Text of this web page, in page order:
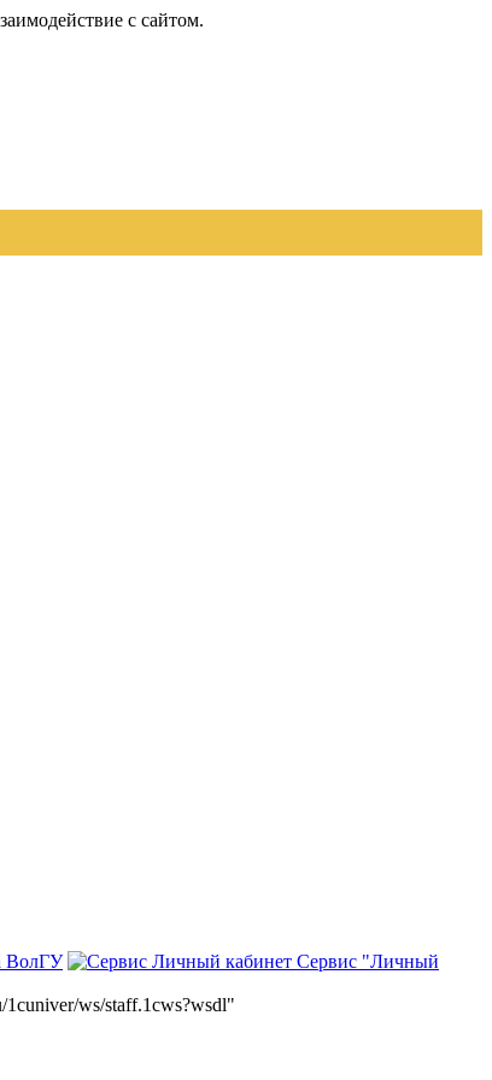
с сайтом.
ВолГУ
Сервис "Личный
ws/staff.1cws?wsdl"